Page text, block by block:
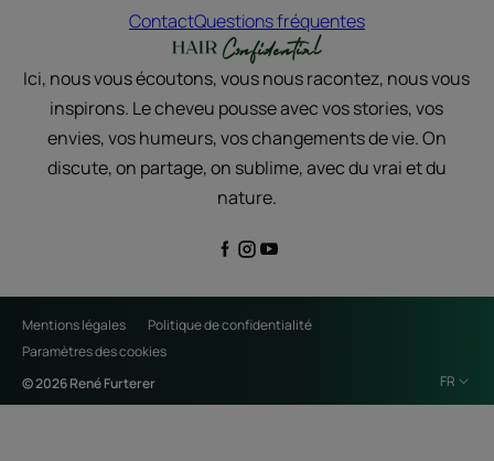
ContactQuestions fréquentes
Ici, nous vous écoutons, vous nous racontez, nous vous
inspirons. Le cheveu pousse avec vos stories, vos
envies, vos humeurs, vos changements de vie. On
discute, on partage, on sublime, avec du vrai et du
nature.
Mentions légales
Politique de confidentialité
Paramètres des cookies
© 2026 René Furterer
FR